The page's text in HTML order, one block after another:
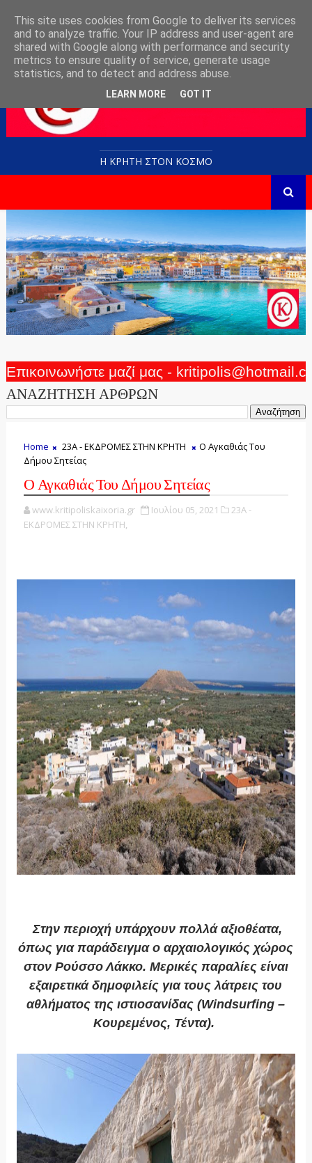
Η ΚΡΗΤΗ ΣΤΟN KOΣΜΟ
Επικοινωνήστε μαζί μας -
ΑΝΑΖΗΤΗΣΗ ΑΡΘΡΩΝ
Home 23Α - ΕΚΔΡΟΜΕΣ ΣΤΗΝ ΚΡΗΤΗ
Ο Αγκαθιάς Του
Δήμου Σητείας
Ο Αγκαθιάς Του Δήμου Σητείας
www.kritipoliskaixoria.gr Ιουλίου 05, 2021
23Α -
ΕΚΔΡΟΜΕΣ ΣΤΗΝ ΚΡΗΤΗ,
Στην περιοχή υπάρχουν πολλά αξιοθέατα,
όπως για παράδειγμα ο αρχαιολογικός χώρος
στον Ρούσσο Λάκκο. Μερικές παραλίες είναι
εξαιρετικά δημοφιλείς για τους λάτρεις του
αθλήματος της ιστιοσανίδας (Windsurfing –
Κουρεμένος, Τέντα).
This site uses cookies from Google to deliver its services
and to analyze traffic. Your IP address and user-agent are
shared with Google along with performance and security
metrics to ensure quality of service, generate usage
statistics, and to detect and address abuse.
LEARN MORE GOT IT